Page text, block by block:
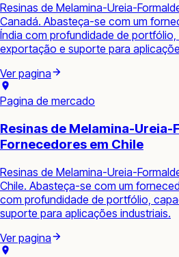
Resinas de Melamina-Ureia-
Canadá. Abasteça-se com um
Índia com profundidade de
exportação e suporte para
Ver pagina
Pagina de mercado
Resinas de Melamina-Ureia-
Fornecedores em Chile
Resinas de Melamina-Ureia-
Chile. Abasteça-se com um
com profundidade de portfólio,
suporte para aplicações industriais.
Ver pagina